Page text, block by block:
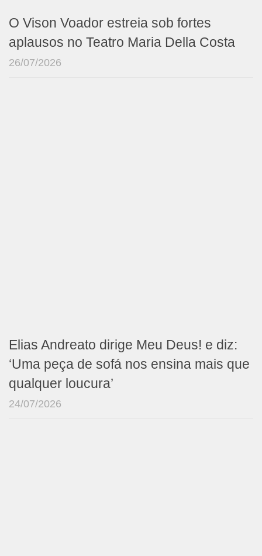
O Vison Voador estreia sob fortes
aplausos no Teatro Maria Della Costa
26/07/2026
Elias Andreato dirige Meu Deus! e diz:
‘Uma peça de sofá nos ensina mais que
qualquer loucura’
24/07/2026